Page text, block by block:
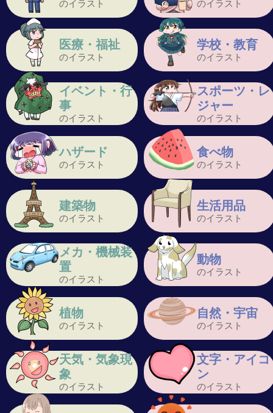
のイラスト のイラスト
医療・福祉
のイラスト
学校・教育
のイラスト
イベント・行
事
のイラスト
スポーツ・レ
ジャー
のイラスト
ハザード
のイラスト
食べ物
のイラスト
建築物
のイラスト
生活用品
のイラスト
メカ・機械装
置
のイラスト
動物
のイラスト
植物
のイラスト
自然・宇宙
のイラスト
天気・気象現
象
のイラスト
文字・アイコ
ン
のイラスト